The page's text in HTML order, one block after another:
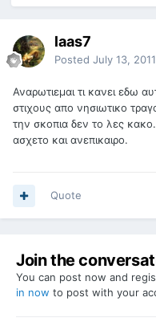
laas7
Posted July 13, 2011
Αναρωτιεμαι τι κανει εδω
στιχους απο νησιωτικο
την σκοπια δεν το λες
ασχετο και ανεπικαιρο.
Quote
Join the
You can post now and
in now to post with your